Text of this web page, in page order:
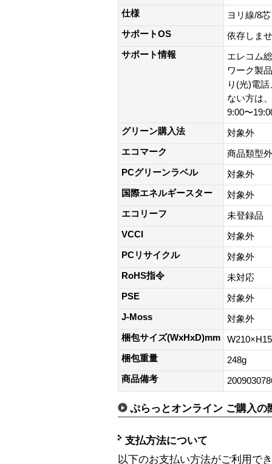
仕様
ヨリ線/8
サポートOS
依存しま
サポート情報
エレコム
ワーク製
り(光)電
ない方は
9:00〜
グリーン購入法
対象外
エコマーク
商品類型外
PCグリーンラベル
対象外
国際エネルギースター
対象外
エコリーフ
未登録品
VCCI
対象外
PCリサイクル
対象外
RoHS指令
未対応
PSE
対象外
J-Moss
対象外
梱包サイズ(WxHxD)mm
梱包重量
248g
商品備考
ぷらっとオンライン ご購入の
支払方法について
以下のお支払い方法がご利用で